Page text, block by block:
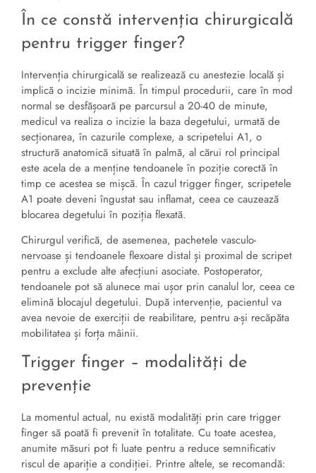
În ce constă intervenția chirurgicală
pentru trigger finger?
Intervenția chirurgicală se realizează cu anestezie locală și
implică o incizie minimă. În timpul procedurii, care în mod
normal se desfășoară pe parcursul a 20-40 de minute,
medicul va realiza o incizie la baza degetului, urmată de
secționarea, în cazurile complexe, a scripetelui A1, o
structură anatomică situată în palmă, al cărui rol principal
este acela de a menține tendoanele în poziție corectă în
timp ce acestea se mișcă. În cazul trigger finger, scripetele
A1 poate deveni îngustat sau inflamat, ceea ce cauzează
blocarea degetului în poziția flexată.
Chirurgul verifică, de asemenea, pachetele vasculo-
nervoase și tendoanele flexoare distal și proximal de scripet
pentru a exclude alte afecțiuni asociate. Postoperator,
tendoanele pot să alunece mai ușor prin canalul lor, ceea ce
elimină blocajul degetului. După intervenție, pacientul va
avea nevoie de exerciții de reabilitare, pentru a-și recăpăta
mobilitatea și forța mâinii.
Trigger finger – modalități de
prevenție
La momentul actual, nu există modalități prin care trigger
finger să poată fi prevenit în totalitate. Cu toate acestea,
anumite măsuri pot fi luate pentru a reduce semnificativ
riscul de apariție a condiției. Printre altele, se recomandă: